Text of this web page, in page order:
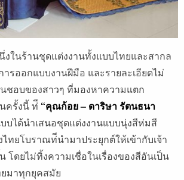
นึ่งในร้านชุดแต่งงานทั้งแบบไทยและสากล
ารออกแบบงานฝีมือ และรายละเอียดไม่
ชอบของสาวๆ ที่มองหาความแตก
ครั้งนี้ ท่ี “คุณก้อย – ดาริษา รัตนธนา
บได้นําเสนอชุดแต่งงานแบบนุ่งสีห่มสี
ทยโบราณท่ีนํามาประยุกต์ให้เข้ากับเจ้า
โดยไม่ทิ้งความเชื่อในเรื่องของสีอันเป็น
มาทุกยุคสมัย